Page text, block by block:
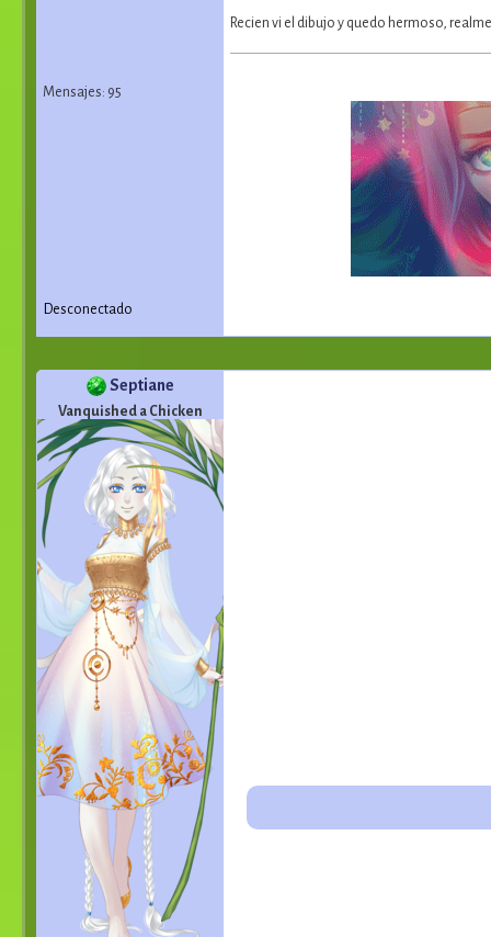
Mensajes: 95
Recien vi el dibujo y quedo hermoso,
Desconectado
Septiane
Vanquished a Chicken